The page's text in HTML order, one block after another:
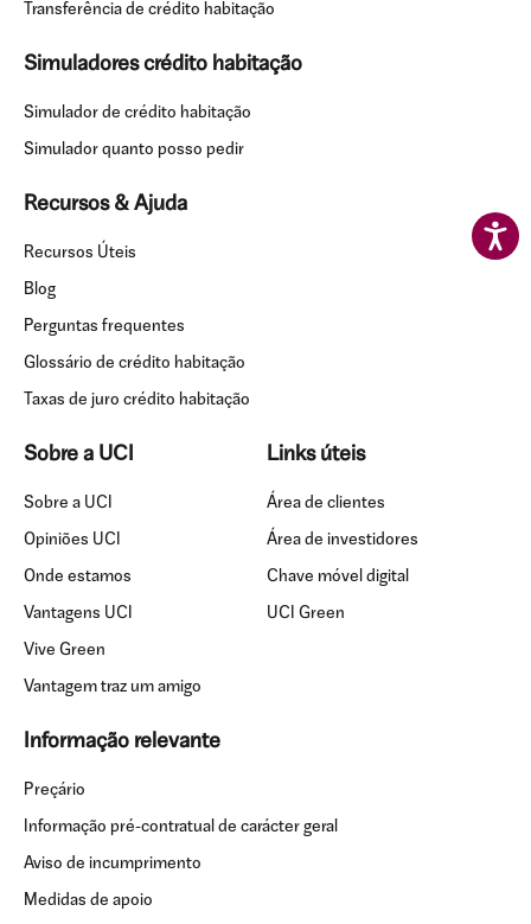
Transferência de crédito habitação
Simuladores crédito habitação
Simulador de crédito habitação
Simulador quanto posso pedir
Recursos & Ajuda
Recursos Úteis
Blog
Perguntas frequentes
Glossário de crédito habitação
Taxas de juro crédito habitação
Sobre a UCI
Sobre a UCI
Opiniões UCI
Onde estamos
Vantagens UCI
Vive Green
Vantagem traz um amigo
Links úteis
Área de clientes
Área de investidores
Chave móvel digital
UCI Green
Informação relevante
Preçário
Informação pré-contratual de carácter geral
Aviso de incumprimento
Medidas de apoio